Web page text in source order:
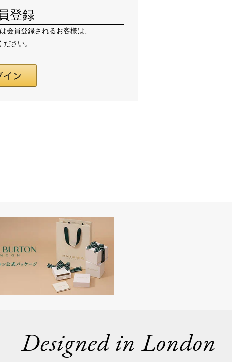
登録
会員登録されるお客様は、
さい。
Designed in London